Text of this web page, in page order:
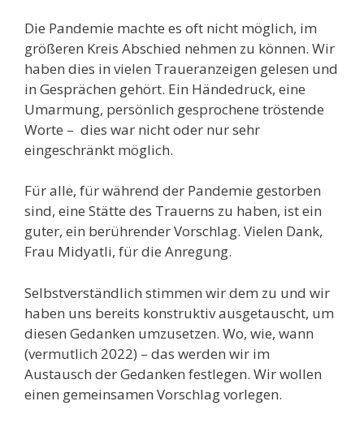
Die Pandemie machte es oft nicht möglich, im
größeren Kreis Abschied nehmen zu können. Wir
haben dies in vielen Traueranzeigen gelesen und
in Gesprächen gehört. Ein Händedruck, eine
Umarmung, persönlich gesprochene tröstende
Worte – dies war nicht oder nur sehr
eingeschränkt möglich.
Für alle, für während der Pandemie gestorben
sind, eine Stätte des Trauerns zu haben, ist ein
guter, ein berührender Vorschlag. Vielen Dank,
Frau Midyatli, für die Anregung.
Selbstverständlich stimmen wir dem zu und wir
haben uns bereits konstruktiv ausgetauscht, um
diesen Gedanken umzusetzen. Wo, wie, wann
(vermutlich 2022) – das werden wir im
Austausch der Gedanken festlegen. Wir wollen
einen gemeinsamen Vorschlag vorlegen.